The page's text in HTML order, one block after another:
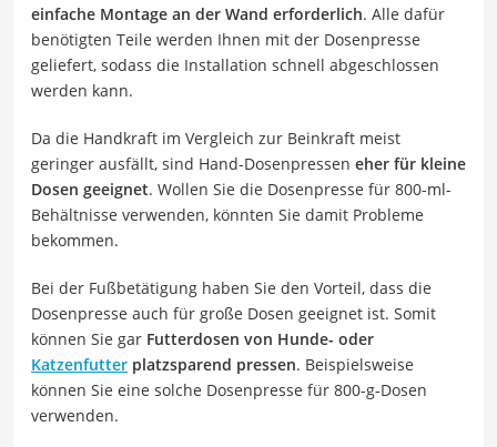
einfache Montage an der Wand erforderlich. Alle dafür
benötigten Teile werden Ihnen mit der Dosenpresse
geliefert, sodass die Installation schnell abgeschlossen
werden kann.
Da die Handkraft im Vergleich zur Beinkraft meist
geringer ausfällt, sind Hand-Dosenpressen eher für kleine
Dosen geeignet. Wollen Sie die Dosenpresse für 800-ml-
Behältnisse verwenden, könnten Sie damit Probleme
bekommen.
Bei der Fußbetätigung haben Sie den Vorteil, dass die
Dosenpresse auch für große Dosen geeignet ist. Somit
können Sie gar Futterdosen von Hunde- oder
Katzenfutter platzsparend pressen. Beispielsweise
können Sie eine solche Dosenpresse für 800-g-Dosen
verwenden.